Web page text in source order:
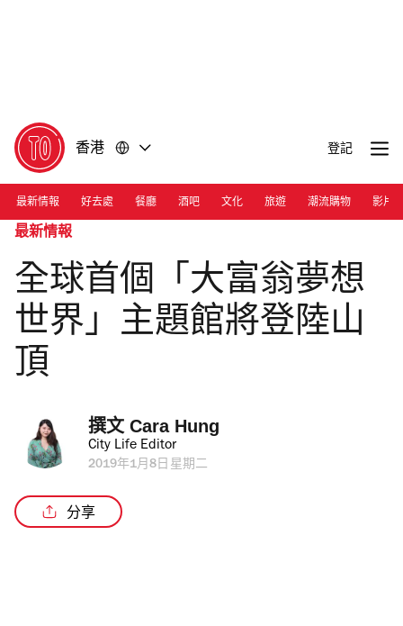
香港 登記
最新情報 好去處 餐廳 酒吧 文化 旅遊 潮流購物 影片
最新情報
全球首個「大富翁夢想
世界」主題館將登陸山
頂
撰文 Cara Hung
City Life Editor
2019年1月8日星期二
分享